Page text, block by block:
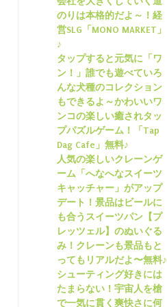
のりは本格的だよ～！経
営SLG「MONO MARKET」
♪
タップすると元気に「ワ
ン！」誰でも遊べていろ
んな犬種のコレクション
もできるよ～かわいいワ
ンコの楽しい癒されタッ
プパズルゲーム！「Tap
Dag Cafe」無料♪
人気の楽しいクレーンゲ
ーム「へなへなスイーツ
キャッチャー」がアップ
デート！景品はビールに
も合うスイーツパン【プ
レッツェル】のぬいぐる
み！クレーンも景品もと
ってもリアルだよ〜無料♪
シューティング好きには
たまらない！宇宙人を槍
で一気に貫く爽快さに何